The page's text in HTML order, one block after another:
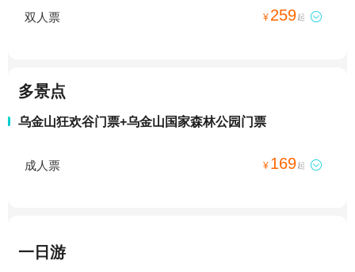
双人票 ¥ 259起 
多景点
乌金山狂欢谷门票+乌金山国家森林公园门票
成人票 ¥ 169起 
一日游